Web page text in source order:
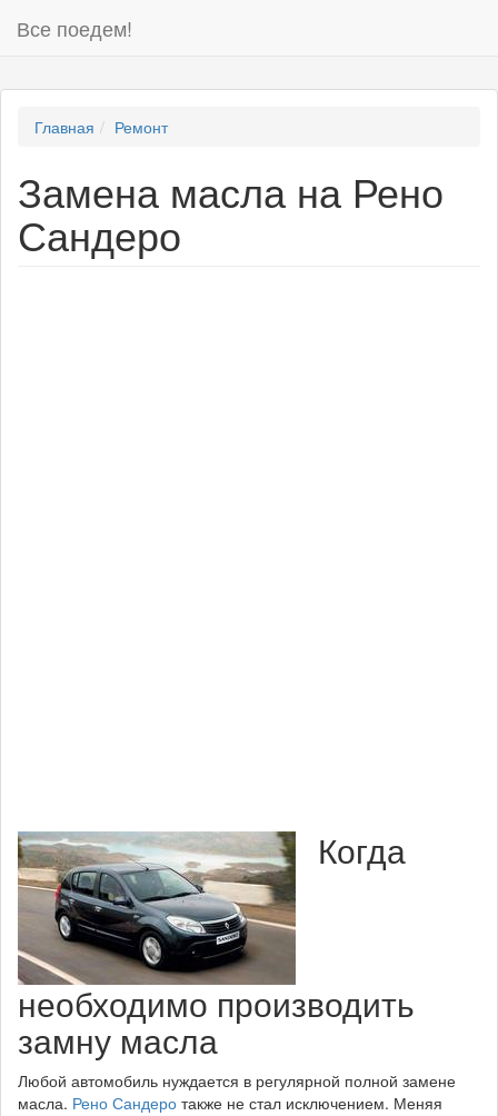
Все поедем!
Главная Ремонт
Замена масла на Рено
Сандеро
Когда
необходимо производить
замну масла
Любой автомобиль нуждается в регулярной полной замене
масла. Рено Сандеро также не стал исключением. Меняя